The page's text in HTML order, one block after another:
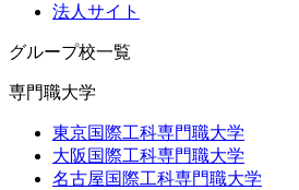
法人サイト
グループ校一覧
専門職大学
東京国際工科専門職大学
大阪国際工科専門職大学
名古屋国際工科専門職大学